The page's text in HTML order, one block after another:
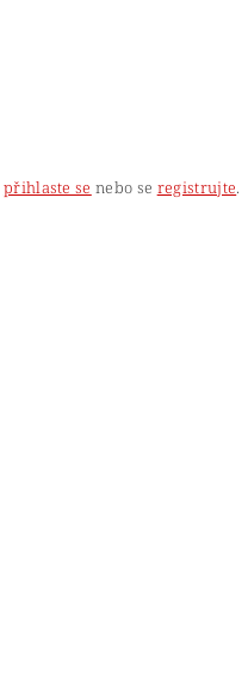
přihlaste se nebo se registrujte.